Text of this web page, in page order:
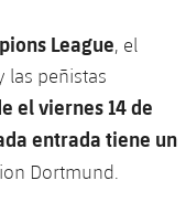
League, el
las peñistas
el viernes 14 de
entrada tiene un
Dortmund.